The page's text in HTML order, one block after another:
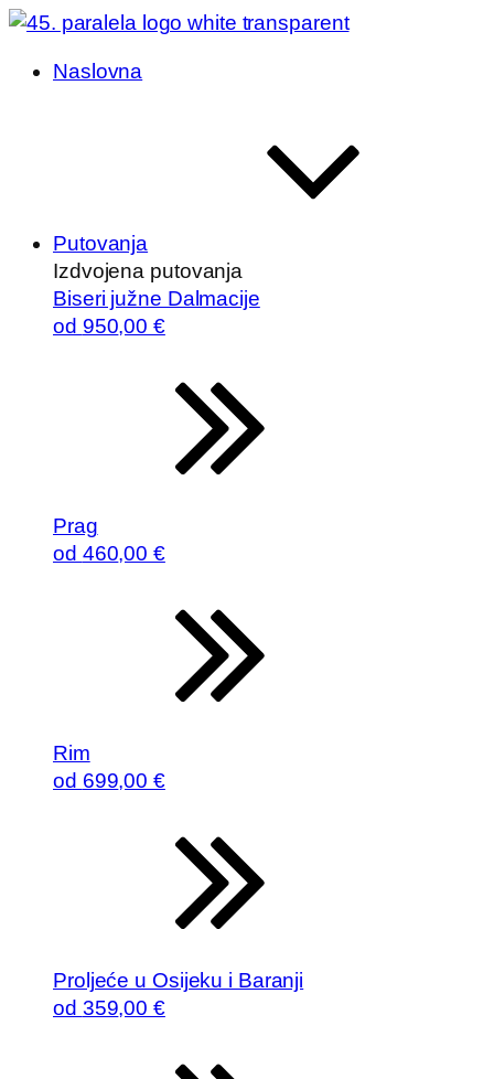
Naslovna
Putovanja
Izdvojena putovanja
Biseri južne Dalmacije
od 950,00 €
Prag
od 460,00 €
Rim
od 699,00 €
Proljeće u Osijeku i Baranji
od 359,00 €